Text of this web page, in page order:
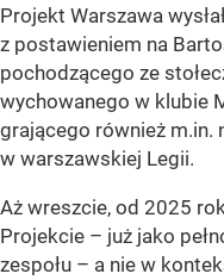
Projekt Warszawa
z postawieniem na
pochodzącego ze
wychowanego w klubie
grającego również m.in.
w warszawskiej Legii.
Aż wreszcie, od 2025
Projekcie – już jako
zespołu – a nie w